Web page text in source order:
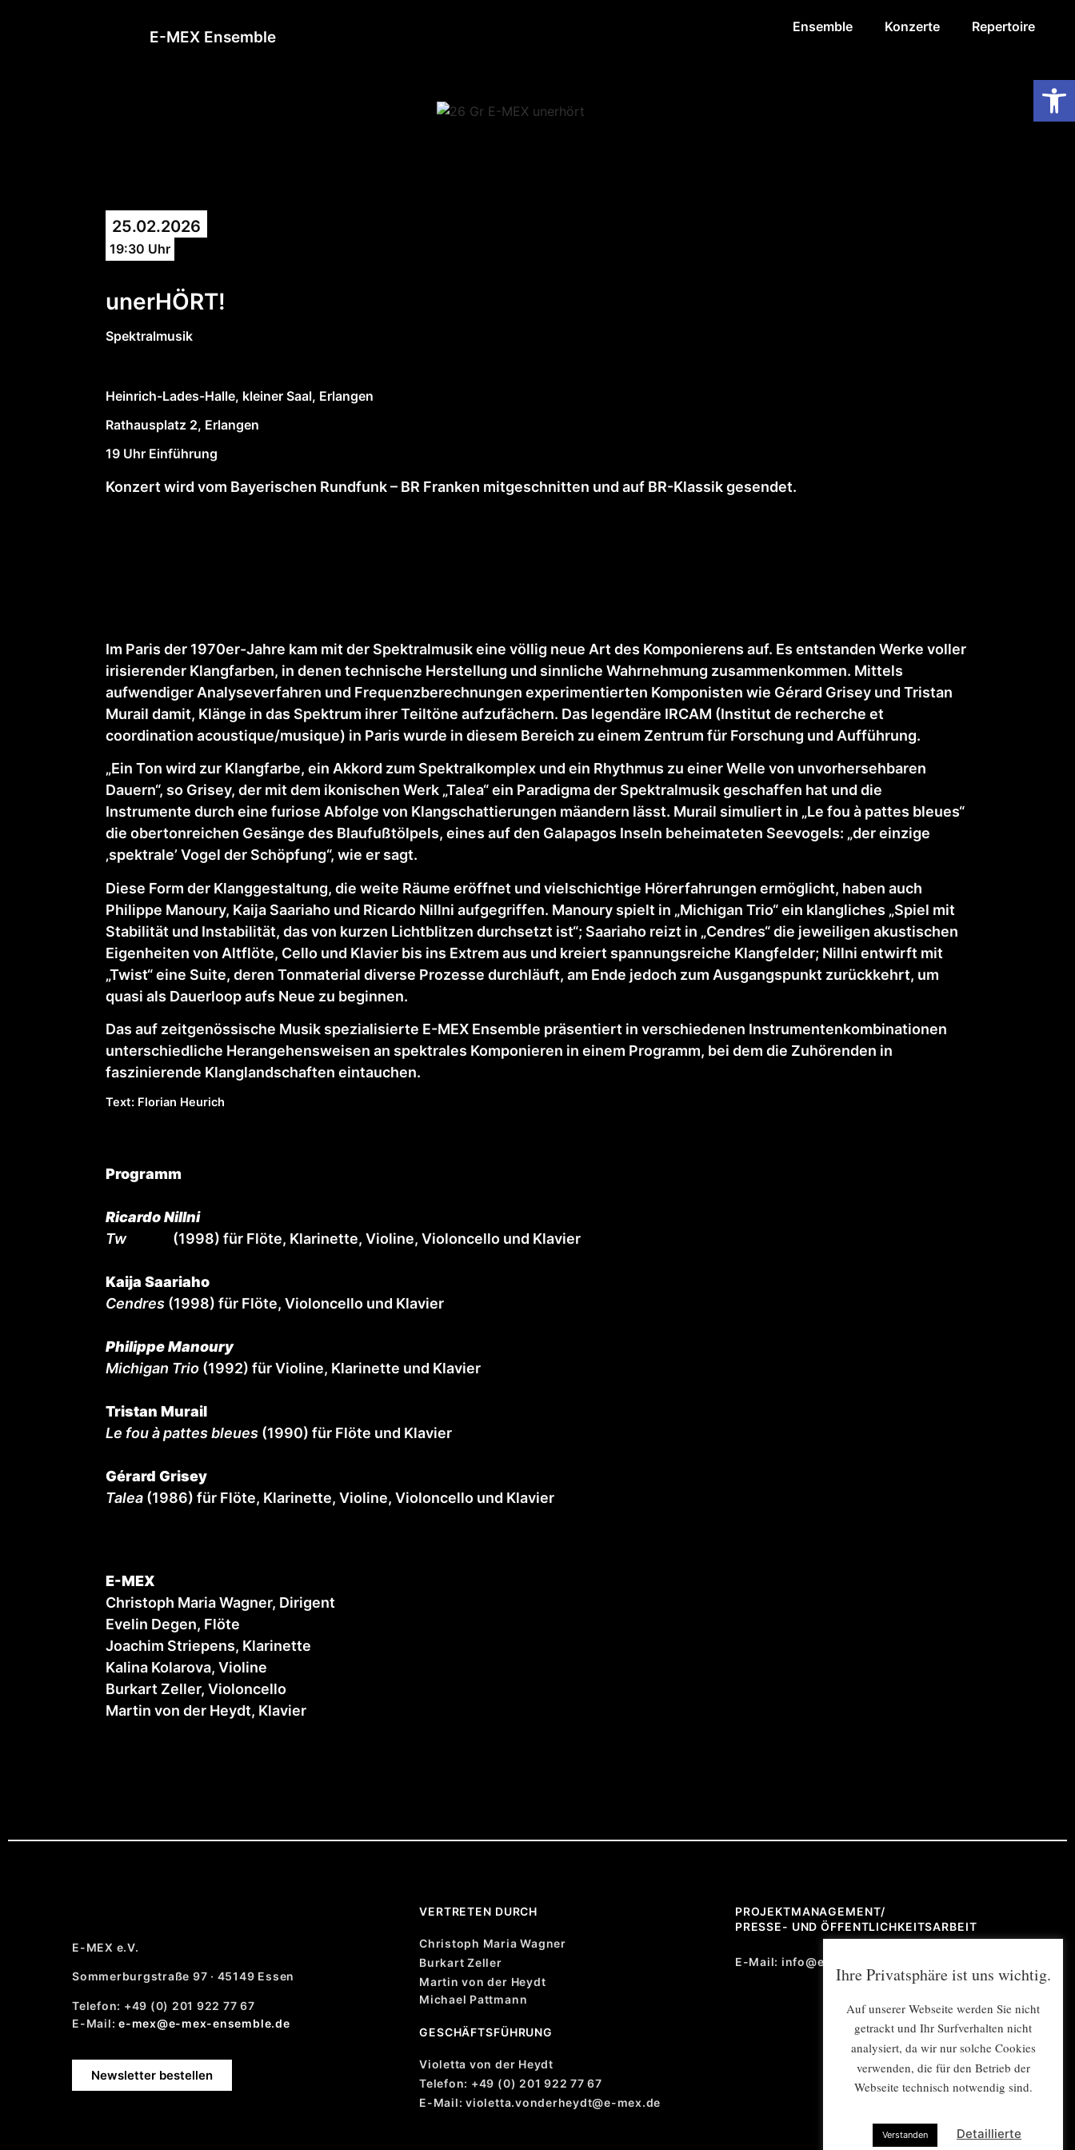
E-MEX Ensemble
Ensemble Konzerte Repertoire
25.02.2026
19:30 Uhr
unerHÖRT!
Spektralmusik
Heinrich-Lades-Halle, kleiner Saal, Erlangen
Rathausplatz 2, Erlangen
19 Uhr Einführung
Konzert wird vom Bayerischen Rundfunk – BR Franken mitgeschnitten und auf BR-Klassik gesendet.
Im Paris der 1970er-Jahre kam mit der Spektralmusik eine völlig neue Art des Komponierens auf. Es entstanden Werke voller
irisierender Klangfarben, in denen technische Herstellung und sinnliche Wahrnehmung zusammenkommen. Mittels
aufwendiger Analyseverfahren und Frequenzberechnungen experimentierten Komponisten wie Gérard Grisey und Tristan
Murail damit, Klänge in das Spektrum ihrer Teiltöne aufzufächern. Das legendäre IRCAM (Institut de recherche et
coordination acoustique/musique) in Paris wurde in diesem Bereich zu einem Zentrum für Forschung und Aufführung.
„Ein Ton wird zur Klangfarbe, ein Akkord zum Spektralkomplex und ein Rhythmus zu einer Welle von unvorhersehbaren
Dauern“, so Grisey, der mit dem ikonischen Werk „Talea“ ein Paradigma der Spektralmusik geschaffen hat und die
Instrumente durch eine furiose Abfolge von Klangschattierungen mäandern lässt. Murail simuliert in „Le fou à pattes bleues“
die obertonreichen Gesänge des Blaufußtölpels, eines auf den Galapagos Inseln beheimateten Seevogels: „der einzige
‚spektrale’ Vogel der Schöpfung“, wie er sagt.
Diese Form der Klanggestaltung, die weite Räume eröffnet und vielschichtige Hörerfahrungen ermöglicht, haben auch
Philippe Manoury, Kaija Saariaho und Ricardo Nillni aufgegriffen. Manoury spielt in „Michigan Trio“ ein klangliches „Spiel mit
Stabilität und Instabilität, das von kurzen Lichtblitzen durchsetzt ist“; Saariaho reizt in „Cendres“ die jeweiligen akustischen
Eigenheiten von Altflöte, Cello und Klavier bis ins Extrem aus und kreiert spannungsreiche Klangfelder; Nillni entwirft mit
„Twist“ eine Suite, deren Tonmaterial diverse Prozesse durchläuft, am Ende jedoch zum Ausgangspunkt zurückkehrt, um
quasi als Dauerloop aufs Neue zu beginnen.
Das auf zeitgenössische Musik spezialisierte E-MEX Ensemble präsentiert in verschiedenen Instrumentenkombinationen
unterschiedliche Herangehensweisen an spektrales Komponieren in einem Programm, bei dem die Zuhörenden in
faszinierende Klanglandschaften eintauchen.
Text: Florian Heurich
Programm
Ricardo Nillni
Twist I-V (1998) für Flöte, Klarinette, Violine, Violoncello und Klavier
Kaija Saariaho
Cendres (1998) für Flöte, Violoncello und Klavier
Philippe Manoury
Michigan Trio (1992) für Violine, Klarinette und Klavier
Tristan Murail
Le fou à pattes bleues (1990) für Flöte und Klavier
Gérard Grisey
Talea (1986) für Flöte, Klarinette, Violine, Violoncello und Klavier
E-MEX
Christoph Maria Wagner, Dirigent
Evelin Degen, Flöte
Joachim Striepens, Klarinette
Kalina Kolarova, Violine
Burkart Zeller, Violoncello
Martin von der Heydt, Klavier
E-MEX e.V.
Sommerburgstraße 97 · 45149 Essen
Telefon: +49 (0) 201 922 77 67
E-Mail:e-mex@e-mex-ensemble.de
Newsletter bestellen
VERTRETEN DURCH
Christoph Maria Wagner
Burkart Zeller
Martin von der Heydt
Michael Pattmann
GESCHÄFTSFÜHRUNG
Violetta von der Heydt
Telefon: +49 (0) 201 922 77 67
E-Mail: violetta.vonderheydt@e-mex.de
PROJEKTMANAGEMENT/
PRESSE- UND ÖFFENTLICHKEITSARBEIT
E-Mail: info@e-mex.de
Ihre Privatsphäre ist uns wichtig.
Auf unserer Webseite werden Sie nicht
getrackt und Ihr Surfverhalten nicht
analysiert, da wir nur solche Cookies
verwenden, die für den Betrieb der
Webseite technisch notwendig sind.
Verstanden Detaillierte